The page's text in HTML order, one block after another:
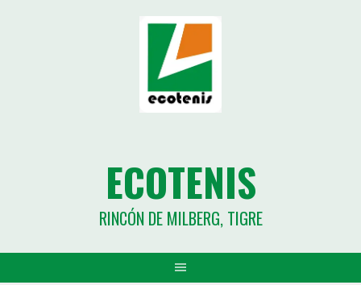
ECOTENIS
RINCÓN DE MILBERG, TIGRE